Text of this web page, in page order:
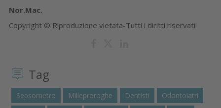
Nor.Mac.
Copyright © Riproduzione vietata-Tutti i diritti riservati
Tag
Sepsometro Milleproroghe Dentisti
Odontoiatri